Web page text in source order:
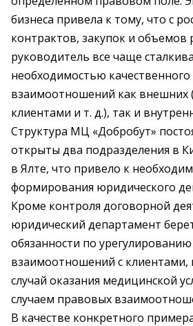
бизнеса привела к тому, что с
контрактов, закупок и
руководитель все чаще
необходимостью качественного
взаимоотношений как внешних
клиентами и т. д.), так и
Структура МЦ «Добробут»
открыты два подразделения в
в Ялте, что привело к
формирования юридического
Кроме контроля договорной
юридический департамент
обязанности по урегулированию
взаимоотношений с клиентами,
случай оказания медицинской
случаем правовых
В качестве конкретного